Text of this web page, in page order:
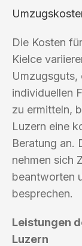
Die Kosten
Kielce
Umzugsguts,
individuellen
zu ermitteln,
Luzern eine
Beratung an.
nehmen sich
beantworten
besprechen.
Leistungen
Luzern